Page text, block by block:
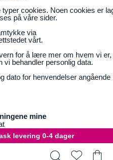
cookies. Noen cookies er
på våre sider.
via
vårt.
for å lære mer om hvem vi er,
vi behandler personlig data.
dato for henvendelser angående
mine
levering 0-4 dager